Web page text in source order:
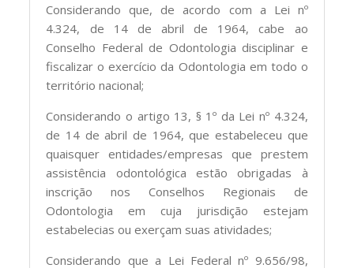
Considerando que, de acordo com a Lei nº
4.324, de 14 de abril de 1964, cabe ao
Conselho Federal de Odontologia disciplinar e
fiscalizar o exercício da Odontologia em todo o
território nacional;
Considerando o artigo 13, § 1º da Lei nº 4.324,
de 14 de abril de 1964, que estabeleceu que
quaisquer entidades/empresas que prestem
assistência odontológica estão obrigadas à
inscrição nos Conselhos Regionais de
Odontologia em cuja jurisdição estejam
estabelecias ou exerçam suas atividades;
Considerando que a Lei Federal nº 9.656/98,